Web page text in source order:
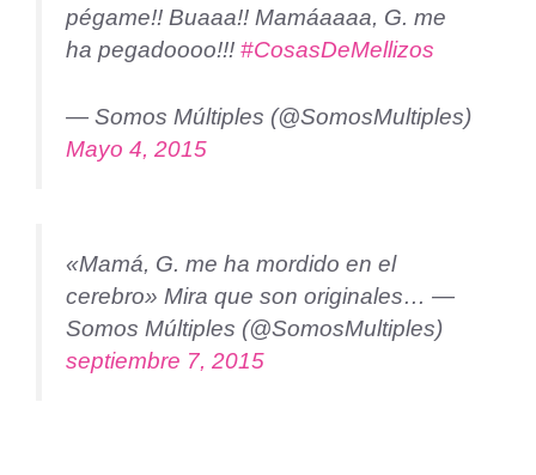
pégame!! Buaaa!! Mamáaaaa, G. me
ha pegadoooo!!! #CosasDeMellizos
— Somos Múltiples (@SomosMultiples)
Mayo 4, 2015
«Mamá, G. me ha mordido en el
cerebro» Mira que son originales… —
Somos Múltiples (@SomosMultiples)
septiembre 7, 2015